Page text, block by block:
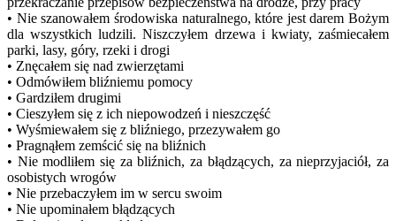
• Nie szanowałem środowiska naturalnego, które jest darem Bożym
dla wszystkich ludzili. Niszczyłem drzewa i kwiaty, zaśmiecałem
parki, lasy, góry, rzeki i drogi
• Znęcałem się nad zwierzętami
• Odmówiłem bliźniemu pomocy
• Gardziłem drugimi
• Cieszyłem się z ich niepowodzeń i nieszczęść
• Wyśmiewałem się z bliźniego, przezywałem go
• Pragnąłem zemścić się na bliźnich
• Nie modliłem się za bliźnich, za błądzących, za nieprzyjaciół, za
osobistych wrogów
• Nie przebaczyłem im w sercu swoim
• Nie upominałem błądzących